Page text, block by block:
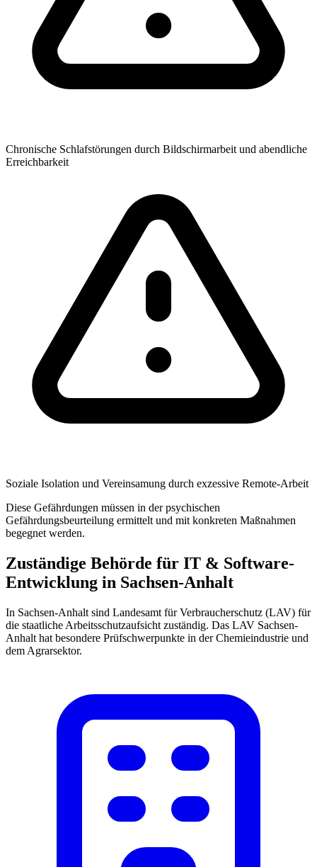
Chronische Schlafstörungen durch Bildschirmarbeit und abendliche
Erreichbarkeit
Soziale Isolation und Vereinsamung durch exzessive Remote-Arbeit
Diese Gefährdungen müssen in der psychischen
Gefährdungsbeurteilung ermittelt und mit konkreten Maßnahmen
begegnet werden.
Zuständige Behörde für IT & Software-
Entwicklung in Sachsen-Anhalt
In Sachsen-Anhalt sind Landesamt für Verbraucherschutz (LAV) für
die staatliche Arbeitsschutzaufsicht zuständig. Das LAV Sachsen-
Anhalt hat besondere Prüfschwerpunkte in der Chemieindustrie und
dem Agrarsektor.